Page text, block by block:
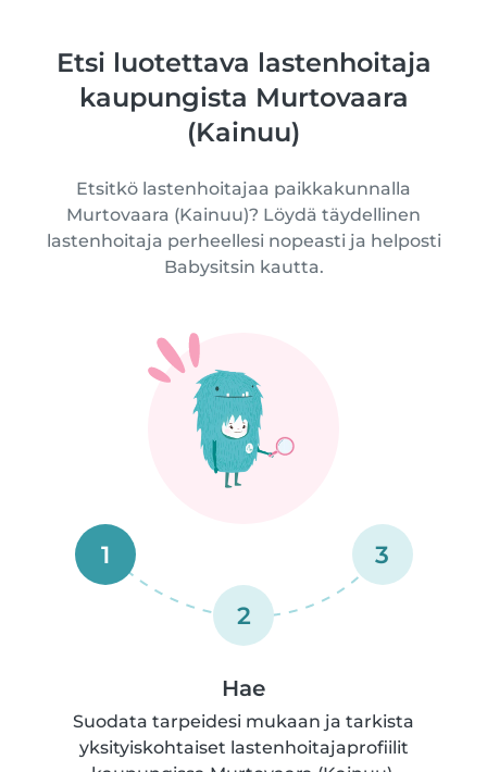
Etsi luotettava lastenhoitaja
kaupungista Murtovaara
(Kainuu)
Etsitkö lastenhoitajaa paikkakunnalla
Murtovaara (Kainuu)? Löydä täydellinen
lastenhoitaja perheellesi nopeasti ja helposti
Babysitsin kautta.
1
2
3
Hae
Suodata tarpeidesi mukaan ja tarkista
yksityiskohtaiset lastenhoitajaprofiilit